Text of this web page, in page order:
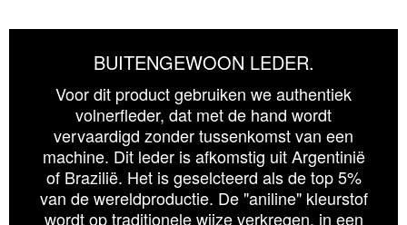
BUITENGEWOON LEDER.
Voor dit product gebruiken we authentiek
volnerfleder, dat met de hand wordt
vervaardigd zonder tussenkomst van een
machine. Dit leder is afkomstig uit Argentinië
of Brazilië. Het is geselcteerd als de top 5%
van de wereldproductie. De "aniline" kleurstof
wordt op traditionele wijze verkregen, in een